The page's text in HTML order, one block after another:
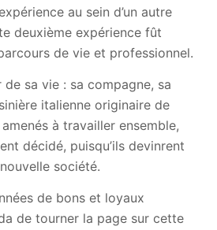
au sein d’un autre
deuxième expérience fût
de vie et professionnel.
de sa vie : sa compagne, sa
italienne originaire de
à travailler ensemble,
décidé, puisqu’ils devinrent
société.
de bons et loyaux
de tourner la page sur cette